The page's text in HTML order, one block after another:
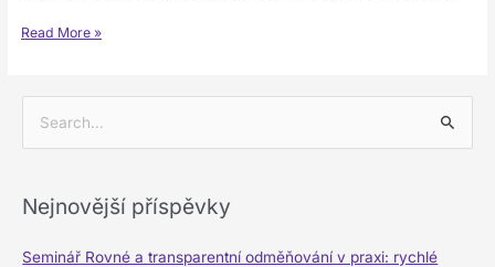
Read More »
lNejnovější příspěvky
Seminář Rovné a transparentní odměňování v praxi: rychlé